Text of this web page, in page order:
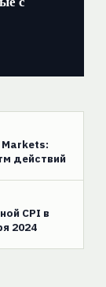
Markets:
действий
CPI в
2024